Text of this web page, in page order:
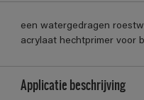
een watergedragen
acrylaat hechtprimer voor
Applicatie beschrijving